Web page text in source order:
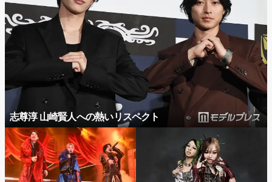
志尊淳 山崎賢人への熱いリスペクト